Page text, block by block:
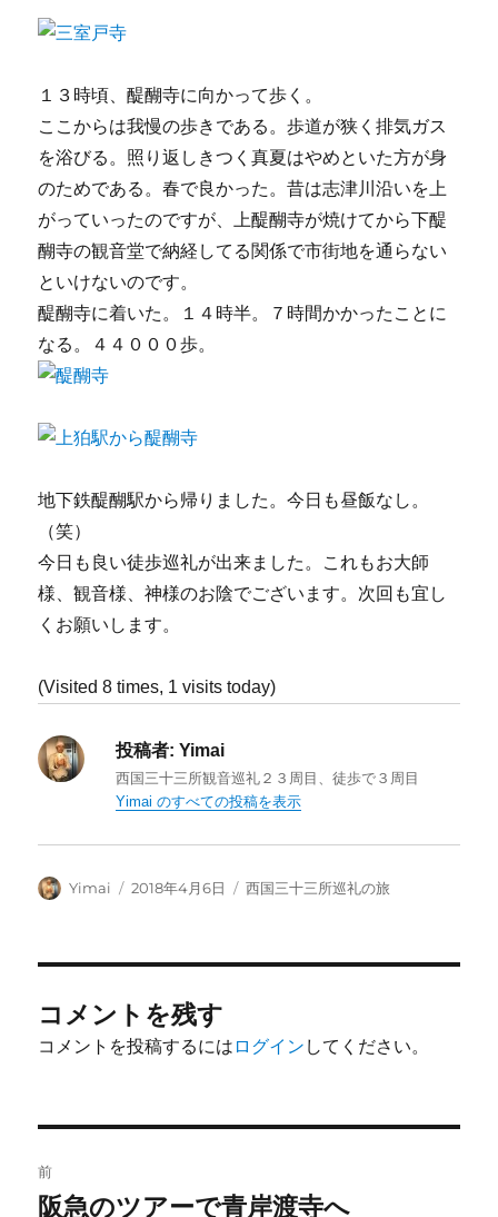
１３時頃、醍醐寺に向かって歩く。
ここからは我慢の歩きである。歩道が狭く排気ガス
を浴びる。照り返しきつく真夏はやめといた方が身
のためである。春で良かった。昔は志津川沿いを上
がっていったのですが、上醍醐寺が焼けてから下醍
醐寺の観音堂で納経してる関係で市街地を通らない
といけないのです。
醍醐寺に着いた。１４時半。７時間かかったことに
なる。４４０００歩。
地下鉄醍醐駅から帰りました。今日も昼飯なし。
（笑）
今日も良い徒歩巡礼が出来ました。これもお大師
様、観音様、神様のお陰でございます。次回も宜し
くお願いします。
(Visited 8 times, 1 visits today)
投稿者: Yimai
西国三十三所観音巡礼２３周目、徒歩で３周目
Yimai のすべての投稿を表示
投
Yimai
投
2018年4月6日
カ
西国三十三所巡礼の旅
コメントを残す
コメントを投稿するには ログイン してください。
稿
前
前
阪急のツアーで青岸渡寺へ